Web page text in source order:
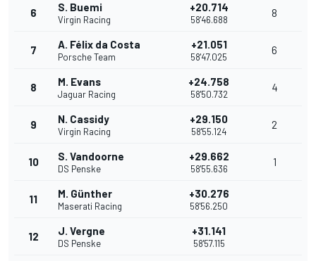
6 S. Buemi
Virgin Racing
+20.714
58'46.688
8
7 A. Félix da Costa
Porsche Team
+21.051
58'47.025
6
8 M. Evans
Jaguar Racing
+24.758
58'50.732
4
9 N. Cassidy
Virgin Racing
+29.150
58'55.124
2
10 S. Vandoorne
DS Penske
+29.662
58'55.636
1
11 M. Günther
Maserati Racing
+30.276
58'56.250
12 J. Vergne
DS Penske
+31.141
58'57.115